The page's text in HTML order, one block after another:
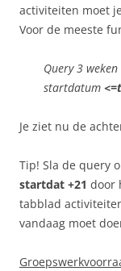
activiteiten moet
Voor de meeste
Query 3
startdatum
Je ziet nu de
Tip! Sla de query
startdat +21 door
tabblad
vandaag moet